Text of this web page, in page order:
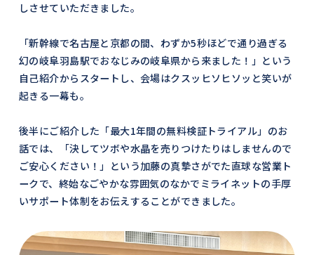
しさせていただきました。
「新幹線で名古屋と京都の間、わずか5秒ほどで通り過ぎる
幻の岐阜羽島駅でおなじみの岐阜県から来ました！」という
自己紹介からスタートし、会場はクスッヒソヒソッと笑いが
起きる一幕も。
後半にご紹介した「最大1年間の無料検証トライアル」のお
話では、「決してツボや水晶を売りつけたりはしませんので
ご安心ください！」という加藤の真摯さがでた直球な営業ト
ークで、終始なごやかな雰囲気のなかでミライネットの手厚
いサポート体制をお伝えすることができました。